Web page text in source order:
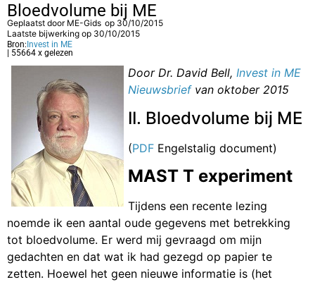
Bloedvolume bij ME
Geplaatst door ME-Gids op 30/10/2015
Laatste bijwerking op 30/10/2015
Bron: Invest in ME
| 55664 x gelezen
Door Dr. David Bell, Invest in ME
Nieuwsbriefvan oktober 2015
II. Bloedvolume bij ME
(PDF Engelstalig document)
MAST T experiment
Tijdens een recente lezing
noemde ik een aantal oude gegevens met betrekking
tot bloedvolume. Er werd mij gevraagd om mijn
gedachten en dat wat ik had gezegd op papier te
zetten. Hoewel het geen nieuwe informatie is (het